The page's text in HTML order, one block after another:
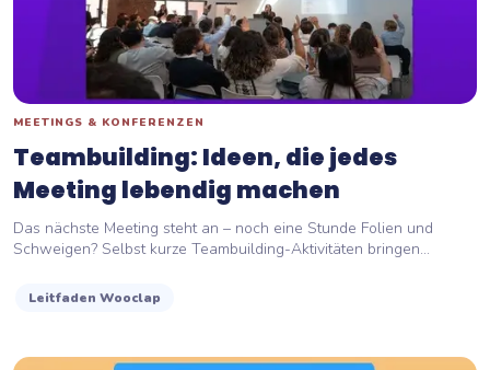
MEETINGS & KONFERENZEN
Teambuilding: Ideen, die jedes
Meeting lebendig machen
Das nächste Meeting steht an – noch eine Stunde Folien und
Schweigen? Selbst kurze Teambuilding-Aktivitäten bringen...
Leitfaden Wooclap